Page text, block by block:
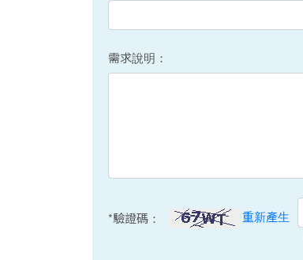
需求說明：
*驗證碼： 重新產生